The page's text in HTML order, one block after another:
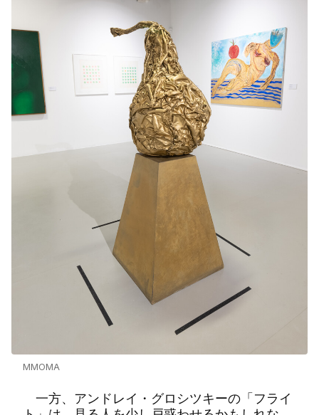
MMOMA
一方、アンドレイ・グロシツキーの「フライ